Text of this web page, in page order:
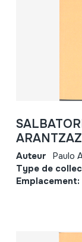
Auteur Paulo
Type de
Emplacement: